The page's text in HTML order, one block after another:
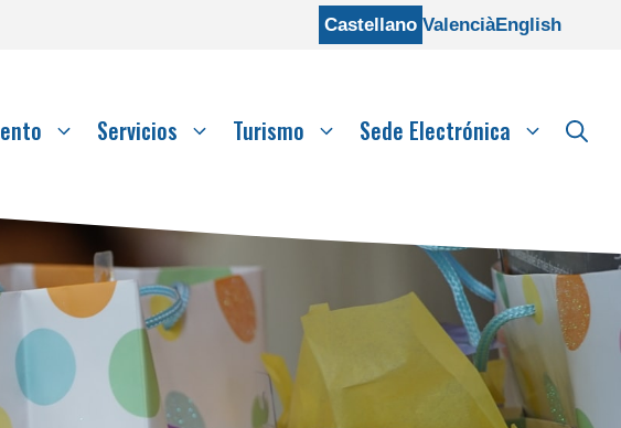
Castellano ValenciàEnglish
Servicios Turismo Sede Electrónica